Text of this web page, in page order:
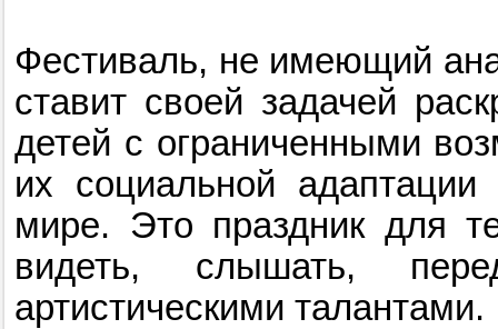
Фестиваль, не имеющий
ставит своей задачей
детей с ограниченными
их социальной
мире. Это праздник для
видеть, слышать,
артистическими талантами.